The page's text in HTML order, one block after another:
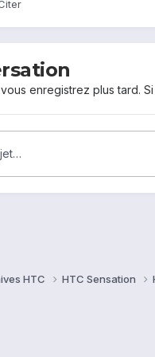
enregistrez plus tard.
HTC HTC Sensation